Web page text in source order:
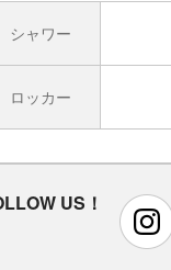
シャワー
ロッカー
US！